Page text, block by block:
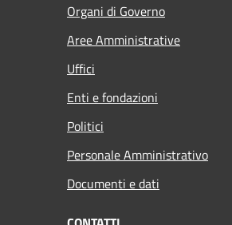
Organi di Governo
Aree Amministrative
Uffici
Enti e fondazioni
Politici
Personale Amministrativo
Documenti e dati